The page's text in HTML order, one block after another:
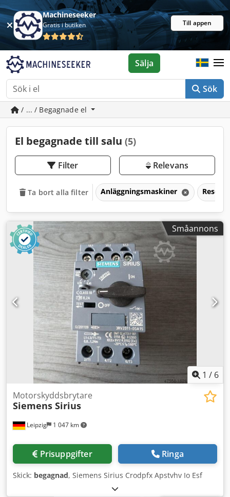
Machineseeker
Gratis i butiken Till appen
Sök
Sälja
/ ... / Begagnade el
El begagnade till salu (5)
Filter Relevans
Ta bort alla filter Anläggningsmaskiner
Småannons
1 / 6
Leipzig 1 047 km
Motorskyddsbrytare
Siemens Sirius
Prisuppgifter Ringa
Skick: begagnad, Siemens Sirius Crodpfx Apstvhv Io Esf